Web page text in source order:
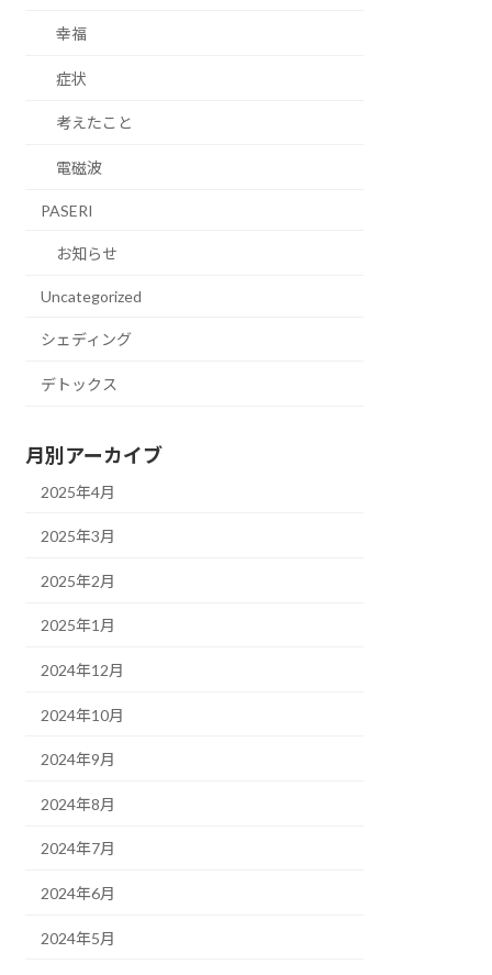
幸福
症状
考えたこと
電磁波
PASERI
お知らせ
Uncategorized
シェディング
デトックス
月別アーカイブ
2025年4月
2025年3月
2025年2月
2025年1月
2024年12月
2024年10月
2024年9月
2024年8月
2024年7月
2024年6月
2024年5月